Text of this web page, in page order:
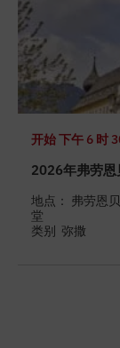
开始下午 6 时
2026年弗劳
地点： 弗劳恩
堂
类别 弥撒